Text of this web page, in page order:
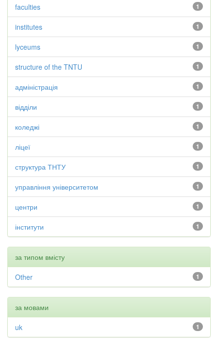
1
faculties
1
institutes
1
lyceums
1
structure of the TNTU
1
адміністрація
1
відділи
1
коледжі
1
ліцеї
1
структура ТНТУ
1
управління університетом
1
центри
1
інститути
за типом вмісту
1
Other
за мовами
1
uk